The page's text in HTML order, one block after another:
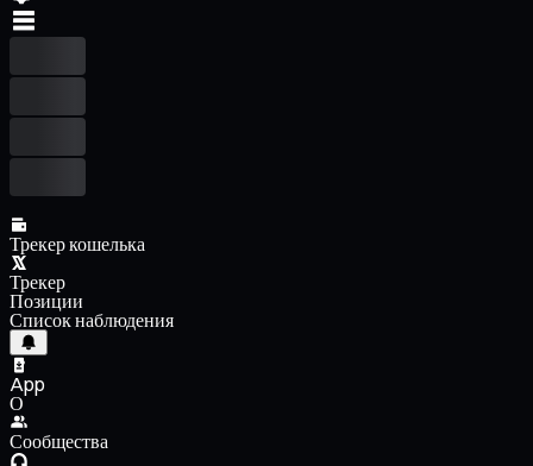
Трекер кошелька
Трекер
Позиции
Список наблюдения
App
О
Сообщества